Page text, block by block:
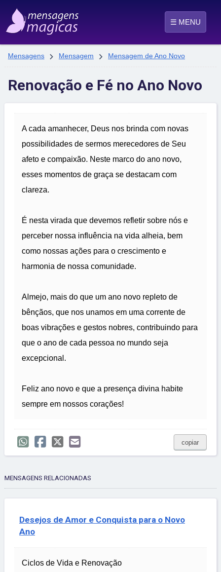
☰ MENU
Mensagens  Mensagem  Mensagem de Ano Novo
Renovação e Fé no Ano Novo
A cada amanhecer, Deus nos brinda com novas
possibilidades de sermos merecedores de Seu
afeto e compaixão. Neste marco do ano novo,
esses momentos de graça se destacam com
clareza.
É nesta virada que devemos refletir sobre nós e
perceber nossa influência na vida alheia, bem
como nossas ações para o crescimento e
harmonia de nossa comunidade.
Almejo, mais do que um ano novo repleto de
bênçãos, que nos unamos em uma corrente de
boas vibrações e gestos nobres, contribuindo para
que o ano de cada pessoa no mundo seja
excepcional.
Feliz ano novo e que a presença divina habite
sempre em nossos corações!
copiar
MENSAGENS RELACIONADAS
Desejos de Amor e Conquista para o Novo
Ano
Ciclos de Vida e Renovação